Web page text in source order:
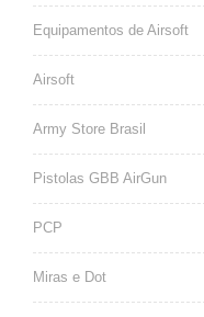
Equipamentos de Airsoft
Airsoft
Army Store Brasil
Pistolas GBB AirGun
PCP
Miras e Dot